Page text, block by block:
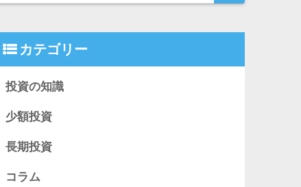
カテゴリー
投資の知識
少額投資
長期投資
コラム